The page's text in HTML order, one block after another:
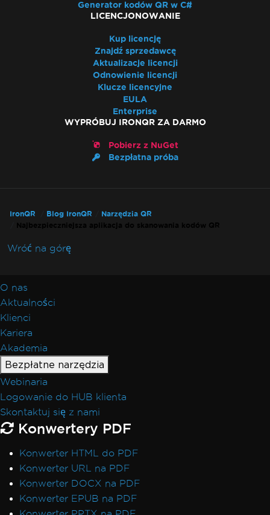
Generator kodów QR w C#
LICENCJONOWANIE
Kup licencję
Znajdź sprzedawcę
Aktualizacje licencji
Odnowienie licencji
Klucze licencyjne
EULA
Enterprise
WYPRÓBUJ IRONQR ZA DARMO
Pobierz z NuGet
Bezpłatna próba
IronQR Blog IronQR
Narzędzia QR
Najbezpieczniejsza aplikacja do skanowania kodów QR
Wróć na górę
O nas
Aktualności
Klienci
Kariera
Akademia
Bezpłatne narzędzia
Webinaria
Logowanie do HUB klienta
Skontaktuj się z nami
Konwertery PDF
Konwerter HTML do PDF
Konwerter URL na PDF
Konwerter DOCX na PDF
Konwerter EPUB na PDF